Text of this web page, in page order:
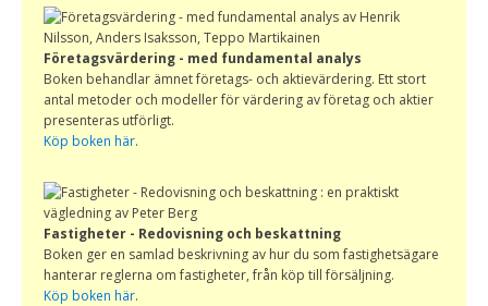
Företagsvärdering - med fundamental analys
Boken behandlar ämnet företags- och aktievärdering. Ett stort
antal metoder och modeller för värdering av företag och aktier
presenteras utförligt.
Köp boken här.
Fastigheter - Redovisning och beskattning
Boken ger en samlad beskrivning av hur du som fastighetsägare
hanterar reglerna om fastigheter, från köp till försäljning.
Köp boken här.